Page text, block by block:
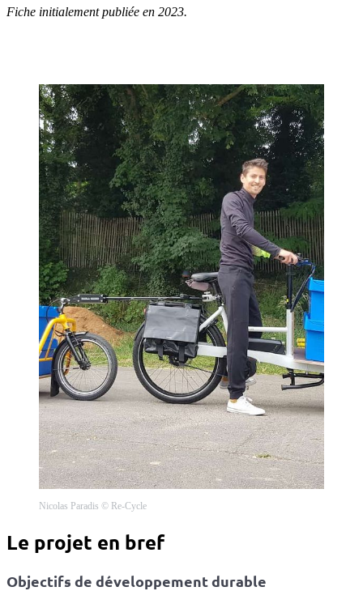
Fiche initialement publiée en 2023.
Nicolas Paradis © Re-Cycle
Le projet en bref
Objectifs de développement durable